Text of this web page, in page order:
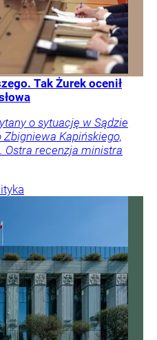
Tak Żurek ocenił
o sytuację w Sądzie
Kapińskiego,
Ostra recenzja ministra